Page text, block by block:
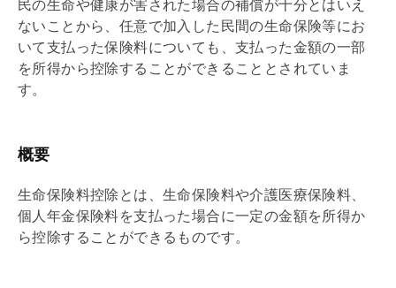
民の生命や健康が害された場合の補償が十分とはいえ
ないことから、任意で加入した民間の生命保険等にお
いて支払った保険料についても、支払った金額の一部
を所得から控除することができることとされていま
す。
概要
生命保険料控除とは、生命保険料や介護医療保険料、
個人年金保険料を支払った場合に一定の金額を所得か
ら控除することができるものです。